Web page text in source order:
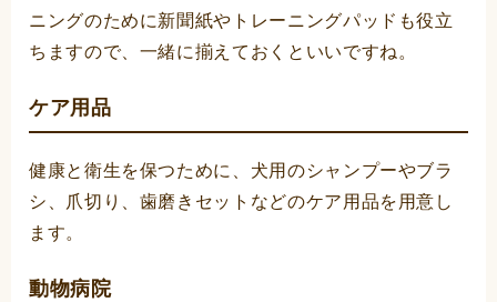
ニングのために新聞紙やトレーニングパッドも役立
ちますので、一緒に揃えておくといいですね。
ケア用品
健康と衛生を保つために、犬用のシャンプーやブラ
シ、爪切り、歯磨きセットなどのケア用品を用意し
ます。
動物病院